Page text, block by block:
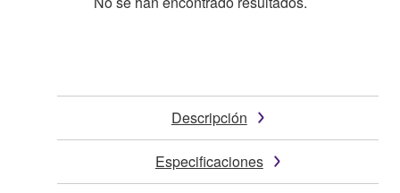
Descripción
Especificaciones